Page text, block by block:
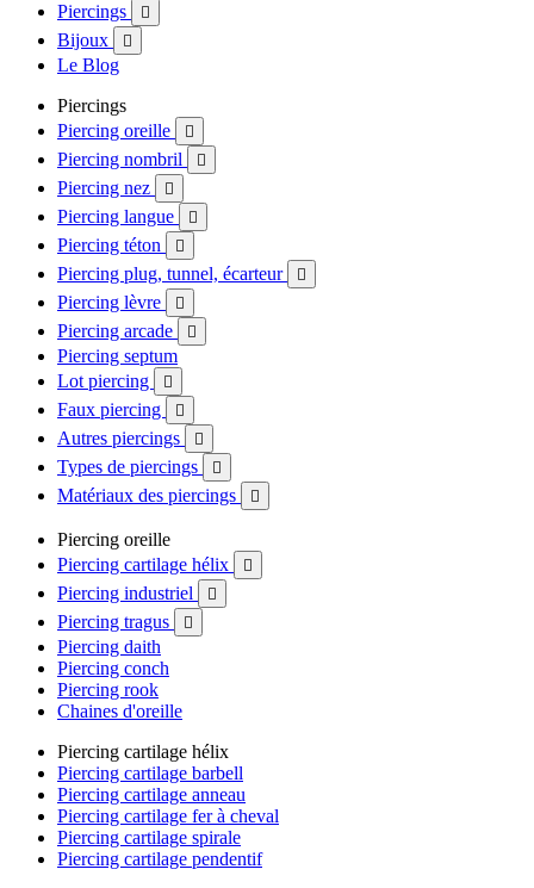
Piercings 
Bijoux 
Le Blog
Piercings
Piercing oreille

Piercing nombril 
Piercing nez 
Piercing langue 
Piercing téton 
Piercing plug, tunnel, écarteur 
Piercing lèvre 
Piercing arcade 
Piercing septum
Lot piercing

Faux piercing 
Autres piercings 
Types de piercings 
Matériaux des piercings 
Piercing oreille
Piercing cartilage hélix

Piercing industriel 
Piercing tragus 
Piercing daith
Piercing conch
Piercing rook
Chaines d'oreille
Piercing cartilage hélix
Piercing cartilage barbell
Piercing cartilage anneau
Piercing cartilage fer à cheval
Piercing cartilage spirale
Piercing cartilage pendentif